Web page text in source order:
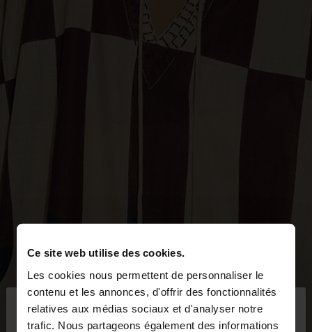
Ce site web utilise des cookies.
Les cookies nous permettent de personnaliser le
contenu et les annonces, d'offrir des fonctionnalités
relatives aux médias sociaux et d'analyser notre
trafic. Nous partageons également des informations
bonjour ×